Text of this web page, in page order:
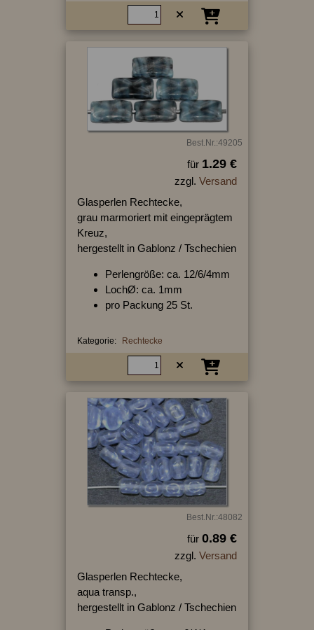
Best.Nr.:49205
für 1.29 €
zzgl. Versand
Glasperlen Rechtecke,
grau marmoriert mit eingeprägtem
Kreuz,
hergestellt in Gablonz / Tschechien
Perlengröße: ca. 12/6/4mm
LochØ: ca. 1mm
pro Packung 25 St.
Kategorie: Rechtecke
Best.Nr.:48082
für 0.89 €
zzgl. Versand
Glasperlen Rechtecke,
aqua transp.,
hergestellt in Gablonz / Tschechien